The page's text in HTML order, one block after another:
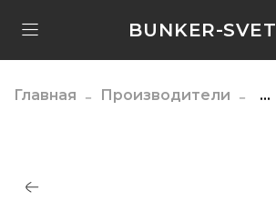
BUNKER-SVET
Главная Производители ...